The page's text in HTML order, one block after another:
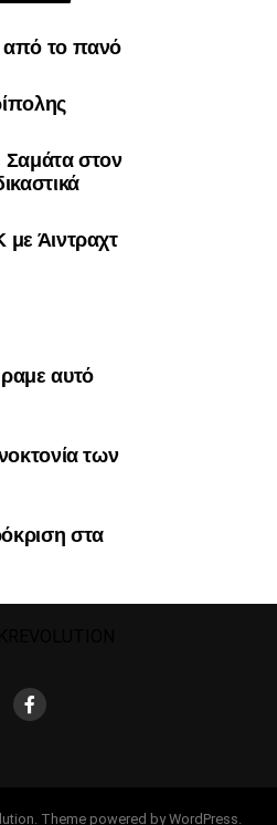
το πανό
Σαμάτα στον
Άιντραχτ
αυτό
των
στα
Theme powered by WordPress.